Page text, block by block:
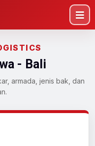
- Bali
armada, jenis bak, dan